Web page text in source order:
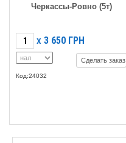
Черкассы-Ровно (5т)
X 3 650 ГРН
Сделать заказ
Код:24032